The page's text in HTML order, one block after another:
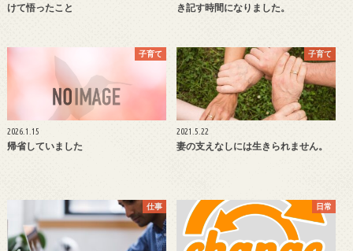
けて悟ったこと
き記す時間になりました。
子育て
2026.1.15
帰省していました
子育て
2021.5.22
妻の支えなしには生きられません。
仕事 日常